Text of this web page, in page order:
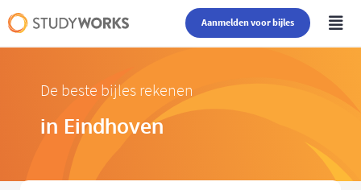
Aanmelden voor bijles
De beste bijles rekenen
in Eindhoven